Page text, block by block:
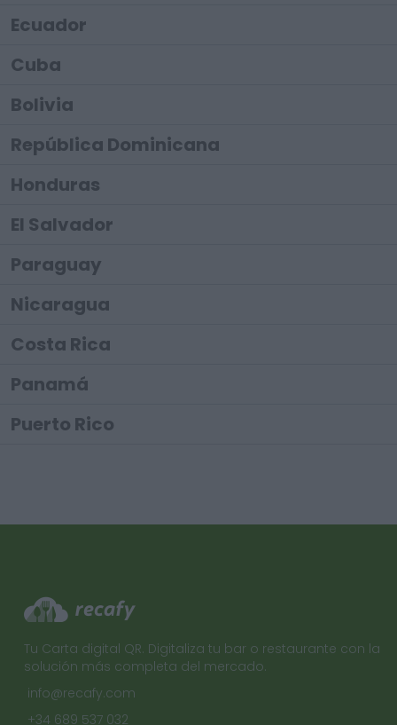
Ecuador
Cuba
Bolivia
República Dominicana
Honduras
El Salvador
Paraguay
Nicaragua
Costa Rica
Panamá
Puerto Rico
Tu Carta digital QR. Digitaliza tu bar o restaurante con la
solución más completa del mercado.
info@recafy.com
+34 689 537 032